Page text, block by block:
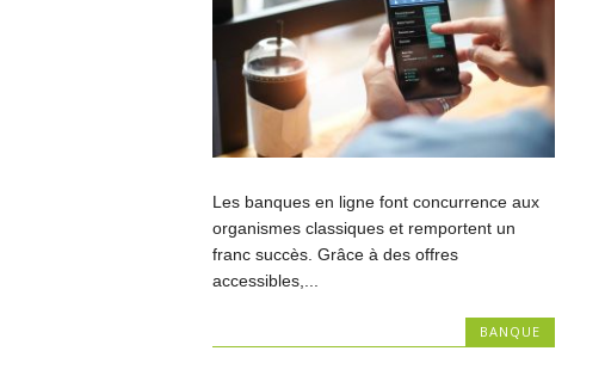
Les banques en ligne font concurrence aux
organismes classiques et remportent un
franc succès. Grâce à des offres
accessibles,...
BANQUE